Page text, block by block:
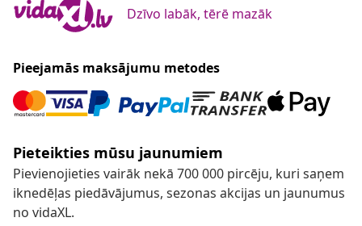
Dzīvo labāk, tērē mazāk
Pieejamās maksājumu metodes
Pieteikties mūsu jaunumiem
Pievienojieties vairāk nekā 700 000 pircēju, kuri saņem
iknedēļas piedāvājumus, sezonas akcijas un jaunumus
no vidaXL.